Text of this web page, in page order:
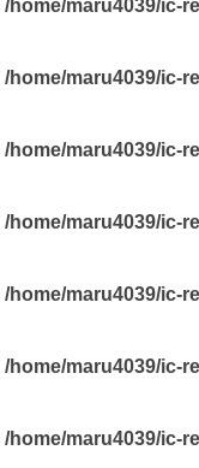
/home/maru4039/ic-
/home/maru4039/ic-
/home/maru4039/ic-
/home/maru4039/ic-
/home/maru4039/ic-
/home/maru4039/ic-
/home/maru4039/ic-